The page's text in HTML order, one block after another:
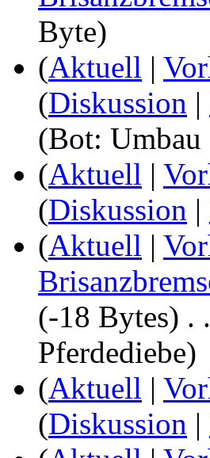
Byte)
(Aktuell |
(Diskussion |
(Bot:
(Aktuell |
(Diskussion |
(Aktuell |
(-18 Bytes) . .
Pferdediebe)
(Aktuell |
(Diskussion |